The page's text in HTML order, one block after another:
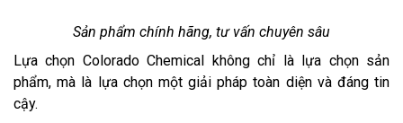
Sản phẩm chính hãng, tư vấn chuyên sâu
Lựa chọn Colorado Chemical không chỉ là lựa chọn sản
phẩm, mà là lựa chọn một giải pháp toàn diện và đáng tin
cậy.